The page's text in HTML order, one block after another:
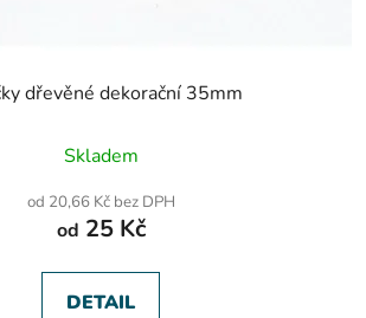
dřevěné dekorační 35mm
Skladem
od 20,66 Kč bez DPH
od 25 Kč
DETAIL